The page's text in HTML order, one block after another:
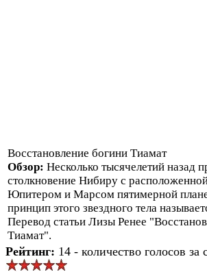
Восстановление богини Тиамат
Обзор: Несколько тысячелетий назад
столкновение Нибиру с
Юпитером и Марсом пятимерной
принцип этого звездного тела
Перевод статьи Лизы Ренее
Тиамат".
Рейтинг: 14 - количество голосов за